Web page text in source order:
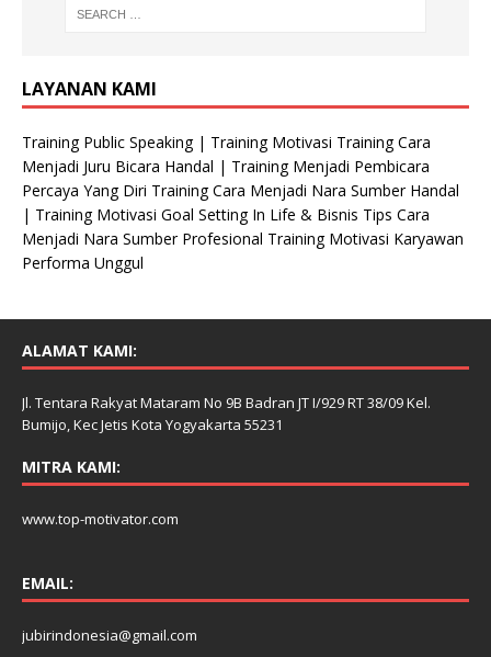
LAYANAN KAMI
Training Public Speaking | Training Motivasi Training Cara
Menjadi Juru Bicara Handal | Training Menjadi Pembicara
Percaya Yang Diri Training Cara Menjadi Nara Sumber Handal
| Training Motivasi Goal Setting In Life & Bisnis Tips Cara
Menjadi Nara Sumber Profesional Training Motivasi Karyawan
Performa Unggul
ALAMAT KAMI:
Jl. Tentara Rakyat Mataram No 9B Badran JT I/929 RT 38/09 Kel.
Bumijo, Kec Jetis Kota Yogyakarta 55231
MITRA KAMI:
www.top-motivator.com
EMAIL:
jubirindonesia@gmail.com